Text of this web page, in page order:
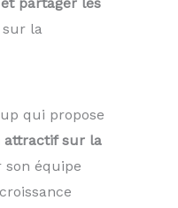
partager les
sur la
qui propose
attractif sur la
équipe